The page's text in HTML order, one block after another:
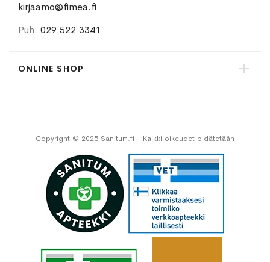
kirjaamo@fimea.fi
Puh. 029 522 3341
ONLINE SHOP
Copyright © 2025 Sanitum.fi - Kaikki oikeudet pidätetään